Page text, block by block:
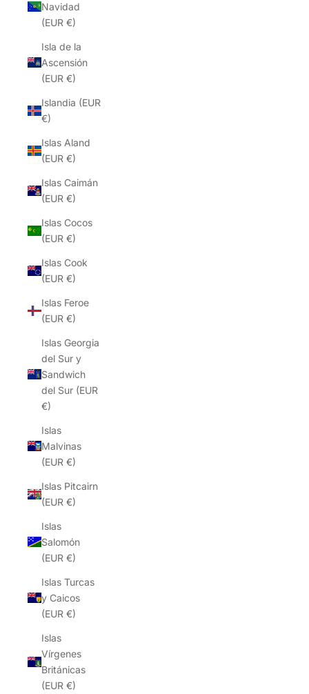
Navidad
(EUR €)
Isla de la
Ascensión
(EUR €)
Islandia (EUR
€)
Islas Aland
(EUR €)
Islas Caimán
(EUR €)
Islas Cocos
(EUR €)
Islas Cook
(EUR €)
Islas Feroe
(EUR €)
Islas Georgia
del Sur y
Sandwich
del Sur (EUR
€)
Islas
Malvinas
(EUR €)
Islas Pitcairn
(EUR €)
Islas
Salomón
(EUR €)
Islas Turcas
y Caicos
(EUR €)
Islas
Vírgenes
Británicas
(EUR €)